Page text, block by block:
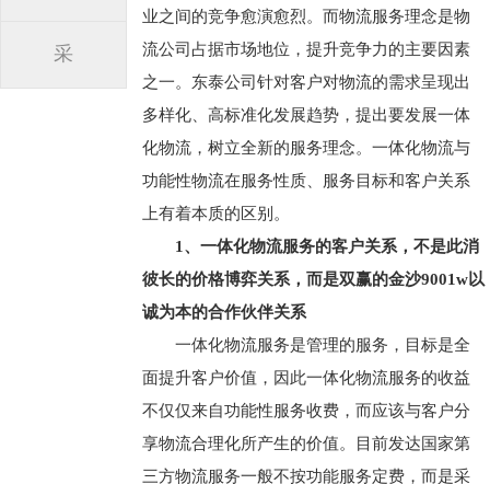
采
业之间的竞争愈演愈烈。而物流服务理念是物
流公司占据市场地位，提升竞争力的主要因素
之一。东泰公司针对客户对物流的需求呈现出
多样化、高标准化发展趋势，提出要发展一体
化物流，树立全新的服务理念。一体化物流与
功能性物流在服务性质、服务目标和客户关系
上有着本质的区别。
1、一体化物流服务的客户关系，不是此消
彼长的价格博弈关系，而是双赢的金沙9001w以
诚为本的合作伙伴关系
一体化物流服务是管理的服务，目标是全
面提升客户价值，因此一体化物流服务的收益
不仅仅来自功能性服务收费，而应该与客户分
享物流合理化所产生的价值。目前发达国家第
三方物流服务一般不按功能服务定费，而是采